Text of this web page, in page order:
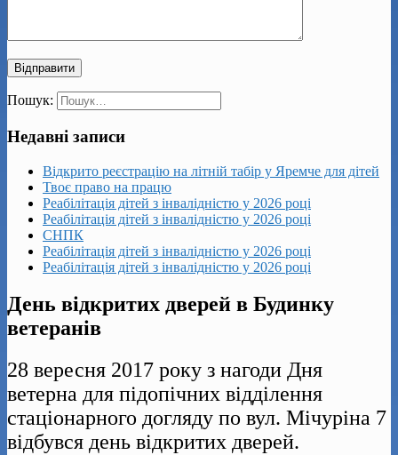
Пошук:
Недавні записи
Відкрито реєстрацію на літній табір у Яремче для дітей
Твоє право на працю
Реабілітація дітей з інвалідністю у 2026 році
Реабілітація дітей з інвалідністю у 2026 році
СНПК
Реабілітація дітей з інвалідністю у 2026 році
Реабілітація дітей з інвалідністю у 2026 році
День відкритих дверей в Будинку
ветеранів
28 вересня 2017 року з нагоди Дня
ветерна для підопічних відділення
стаціонарного догляду по вул. Мічуріна 7
відбувся день відкритих дверей.